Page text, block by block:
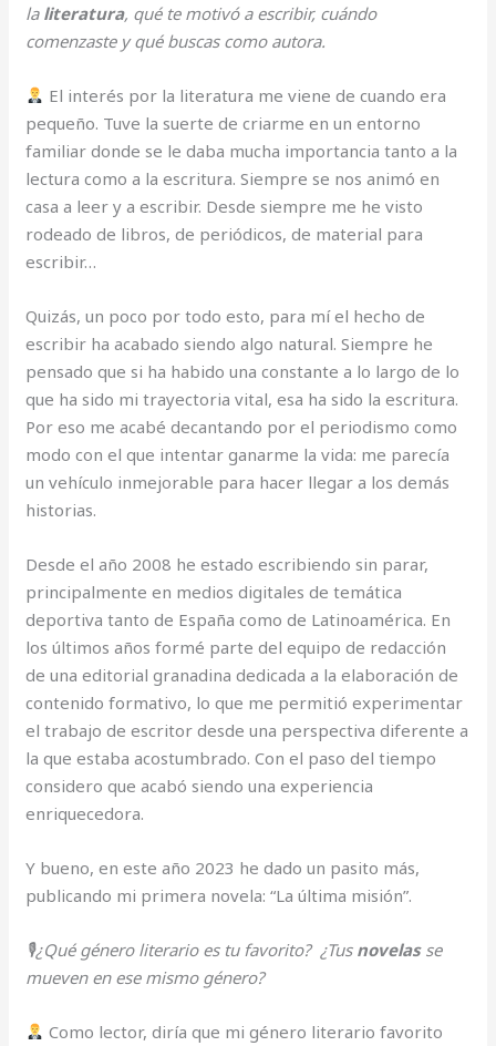
la literatura, qué te motivó a escribir, cuándo
comenzaste y qué buscas como autora.
El interés por la literatura me viene de cuando era
pequeño. Tuve la suerte de criarme en un entorno
familiar donde se le daba mucha importancia tanto a la
lectura como a la escritura. Siempre se nos animó en
casa a leer y a escribir. Desde siempre me he visto
rodeado de libros, de periódicos, de material para
escribir…
Quizás, un poco por todo esto, para mí el hecho de
escribir ha acabado siendo algo natural. Siempre he
pensado que si ha habido una constante a lo largo de lo
que ha sido mi trayectoria vital, esa ha sido la escritura.
Por eso me acabé decantando por el periodismo como
modo con el que intentar ganarme la vida: me parecía
un vehículo inmejorable para hacer llegar a los demás
historias.
Desde el año 2008 he estado escribiendo sin parar,
principalmente en medios digitales de temática
deportiva tanto de España como de Latinoamérica. En
los últimos años formé parte del equipo de redacción
de una editorial granadina dedicada a la elaboración de
contenido formativo, lo que me permitió experimentar
el trabajo de escritor desde una perspectiva diferente a
la que estaba acostumbrado. Con el paso del tiempo
considero que acabó siendo una experiencia
enriquecedora.
Y bueno, en este año 2023 he dado un pasito más,
publicando mi primera novela: “La última misión”.
🎙¿Qué género literario es tu favorito? ¿Tus novelasse
mueven en ese mismo género?
Como lector, diría que mi género literario favorito